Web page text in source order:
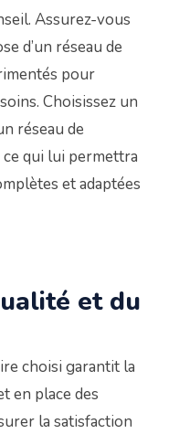
Assurez-vous
d’un réseau de
pour
Choisissez un
réseau de
qui lui permettra
et adaptées
et du
choisi garantit la
en place des
la satisfaction